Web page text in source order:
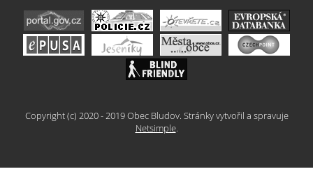
Copyright (c) 2020 - 2019 Obec Bludov. Stránky vytvořil a spravuje
Netsimple.